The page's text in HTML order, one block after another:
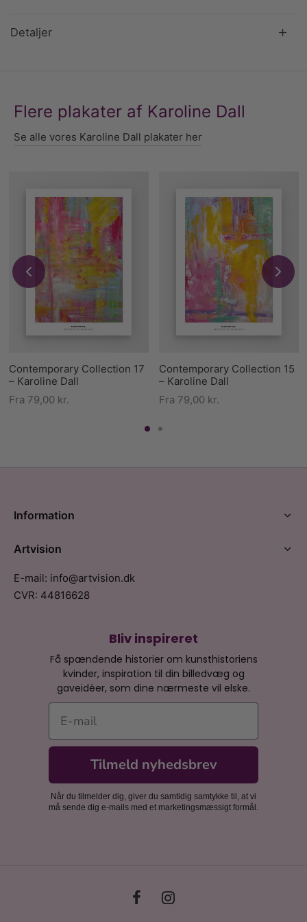
Detaljer
Flere plakater af Karoline Dall
Se alle vores Karoline Dall plakater her
Contemporary Collection 17
– Karoline Dall
Fra 79,00 kr.
Contemporary Collection 15
– Karoline Dall
Fra 79,00 kr.
Bliv inspireret
Få spændende historier om kunsthistoriens
kvinder, inspiration til din billedvæg og
gaveidéer, som dine nærmeste vil elske.
E-mail
Tilmeld nyhedsbrev
Når du tilmelder dig, giver du samtidig samtykke til, at vi
må sende dig e-mails med et marketingsmæssigt formål.
Information
Artvision
E-mail: info@artvision.dk
CVR: 44816628